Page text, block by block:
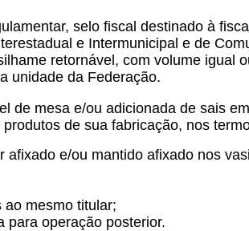
selo fiscal destinado à
e Intermunicipal e de
retornável, com volume igual
unidade da Federação.
de mesa e/ou adicionada de sais
de sua fabricação, nos
e/ou mantido afixado nos
mesmo titular;
para operação posterior.